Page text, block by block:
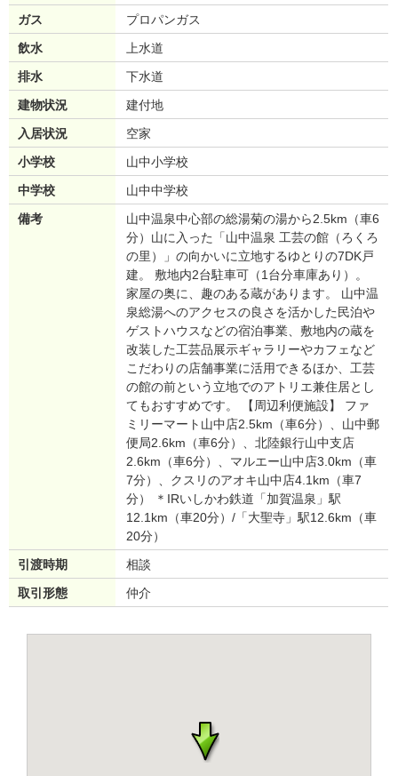
ガス
プロパンガス
飲水
上水道
排水
下水道
建物状況
建付地
入居状況
空家
小学校
山中小学校
中学校
山中中学校
備考
山中温泉中心部の総湯菊の湯から2.5km（車6
分）山に入った「山中温泉 工芸の館（ろくろ
の里）」の向かいに立地するゆとりの7DK戸
建。 敷地内2台駐車可（1台分車庫あり）。
家屋の奥に、趣のある蔵があります。 山中温
泉総湯へのアクセスの良さを活かした民泊や
ゲストハウスなどの宿泊事業、敷地内の蔵を
改装した工芸品展示ギャラリーやカフェなど
こだわりの店舗事業に活用できるほか、工芸
の館の前という立地でのアトリエ兼住居とし
てもおすすめです。 【周辺利便施設】 ファ
ミリーマート山中店2.5km（車6分）、山中郵
便局2.6km（車6分）、北陸銀行山中支店
2.6km（車6分）、マルエー山中店3.0km（車
7分）、クスリのアオキ山中店4.1km（車7
分） ＊IRいしかわ鉄道「加賀温泉」駅
12.1km（車20分）/「大聖寺」駅12.6km（車
20分）
引渡時期
相談
取引形態
仲介